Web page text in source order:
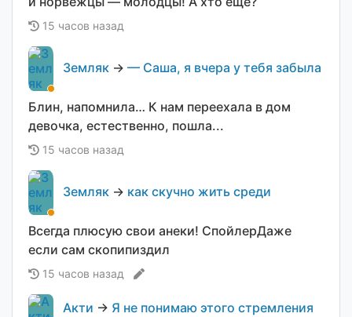
15 часов назад
Земляк → — Саша, я вчера у тебя забыла
Блин, напомнила… К нам переехала в дом
девочка, естественно, пошла...
15 часов назад
Земляк → как скучно жить среди
Всегда плюсую свои анеки! СпойлерДаже
если сам скопипиздил
15 часов назад
Акти → Я не понимаю этого стремления